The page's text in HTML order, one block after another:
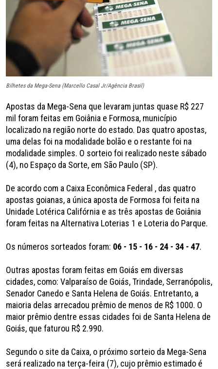
Bilhetes da Mega-Sena (Marcello Casal Jr/Agência Brasil)
Apostas da Mega-Sena que levaram juntas quase R$ 227
mil foram feitas em Goiânia e Formosa, município
localizado na região norte do estado. Das quatro apostas,
uma delas foi na modalidade bolão e o restante foi na
modalidade simples. O sorteio foi realizado neste sábado
(4), no Espaço da Sorte, em São Paulo (SP).
De acordo com a Caixa Econômica Federal , das quatro
apostas goianas, a única aposta de Formosa foi feita na
Unidade Lotérica Califórnia e as três apostas de Goiânia
foram feitas na Alternativa Loterias 1 e Loteria do Parque.
Os números sorteados foram: 06 - 15 - 16 - 24 - 34 - 47.
Outras apostas foram feitas em Goiás em diversas
cidades, como: Valparaíso de Goiás, Trindade, Serranópolis,
Senador Canedo e Santa Helena de Goiás. Entretanto, a
maioria delas arrecadou prêmio de menos de R$ 1000. O
maior prêmio dentre essas cidades foi de Santa Helena de
Goiás, que faturou R$ 2.990.
Segundo o site da Caixa, o próximo sorteio da Mega-Sena
será realizado na terça-feira (7), cujo prêmio estimado é